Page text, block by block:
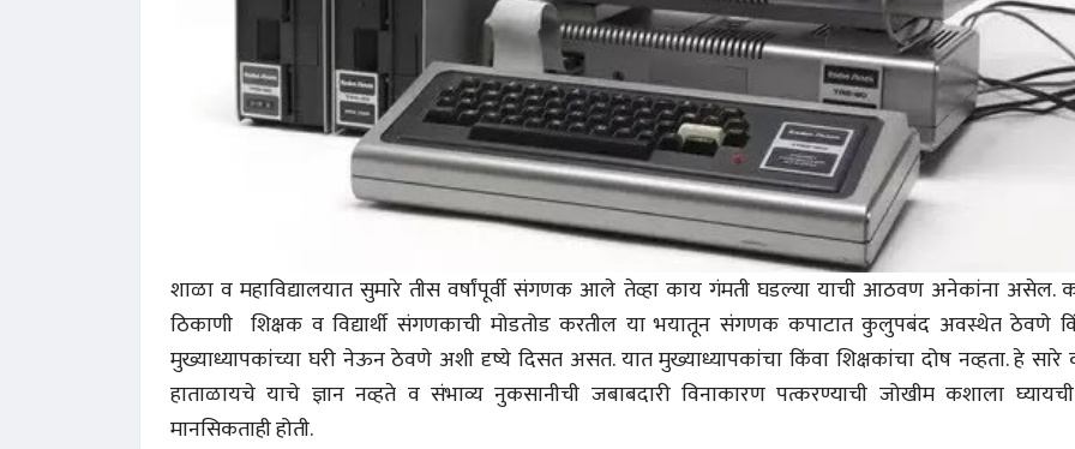
शाळा व महाविद्यालयात सुमारे तीस वर्षांपूर्वी संगणक आले तेव्हा काय गंमती घडल्या याची आठवण अनेकांना असेल.
ठिकाणी शिक्षक व विद्यार्थी संगणकाची मोडतोड करतील या भयातून संगणक कपाटात कुलुपबंद अवस्थेत ठेवणे
मुख्याध्यापकांच्या घरी नेऊन ठेवणे अशी दृष्ये दिसत असत. यात मुख्याध्यापकांचा किंवा शिक्षकांचा दोष नव्हता. हे
हाताळायचे याचे ज्ञान नव्हते व संभाव्य नुकसानीची जबाबदारी विनाकारण पत्करण्याची जोखीम कशाला
मानसिकताही होती.
१५५ सदाशिव पेठ, सातारा :
लोकविलक्षण दाभोलकर
कुटुंबाची कथा
ज्ञानदेव म्हस्के, डॉ. शैला
दाभोलकर, दत्तप्रसाद दाभोळकर,
दत्ता दामोदर नायक
08 Jul 2026
१५५ सदाशिव पेठ,
लोकविलक्षण
कुटुंबाची कथा
ज्ञानदेव म्हस्के, डॉ.
दाभोलकर, दत्तप्रसाद
दत्ता दामोदर नायक
08 Jul 2026
अंक वाचण्यासाठी येथे क्लिक करा.. अंक वाचण्यासाठी येथे क्लिक करा..